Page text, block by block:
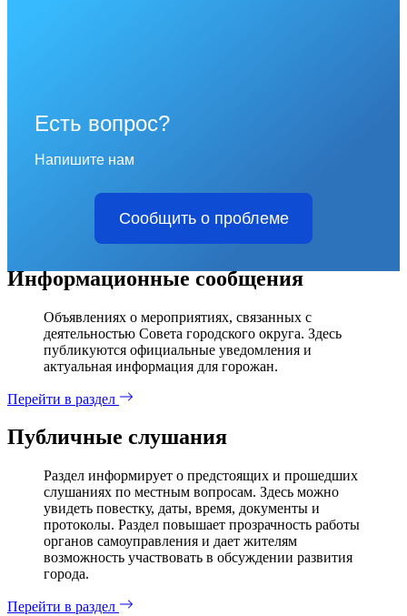
Есть вопрос?
Напишите нам
Сообщить о проблеме
Информационные сообщения
Объявлениях о мероприятиях, связанных с
деятельностью Совета городского округа. Здесь
публикуются официальные уведомления и
актуальная информация для горожан.
Перейти в раздел
Публичные слушания
Раздел информирует о предстоящих и прошедших
слушаниях по местным вопросам. Здесь можно
увидеть повестку, даты, время, документы и
протоколы. Раздел повышает прозрачность работы
органов самоуправления и дает жителям
возможность участвовать в обсуждении развития
города.
Перейти в раздел